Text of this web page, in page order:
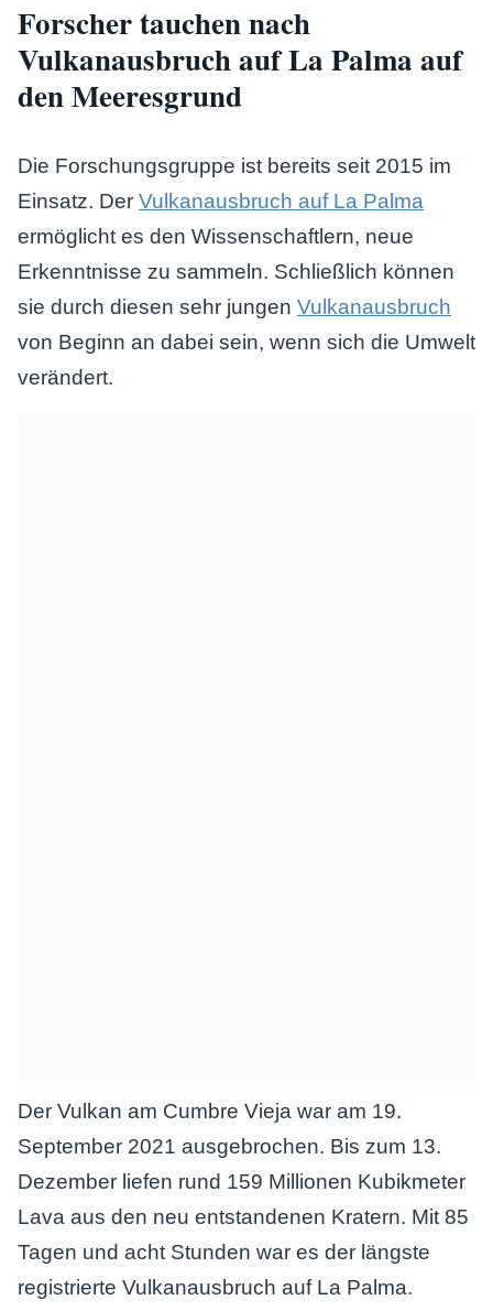
Forscher tauchen nach
Vulkanausbruch auf La Palma auf
den Meeresgrund
Die Forschungsgruppe ist bereits seit 2015 im
Einsatz. Der Vulkanausbruch auf La Palma
ermöglicht es den Wissenschaftlern, neue
Erkenntnisse zu sammeln. Schließlich können
sie durch diesen sehr jungen Vulkanausbruch
von Beginn an dabei sein, wenn sich die Umwelt
verändert.
Der Vulkan am Cumbre Vieja war am 19.
September 2021 ausgebrochen. Bis zum 13.
Dezember liefen rund 159 Millionen Kubikmeter
Lava aus den neu entstandenen Kratern. Mit 85
Tagen und acht Stunden war es der längste
registrierte Vulkanausbruch auf La Palma.